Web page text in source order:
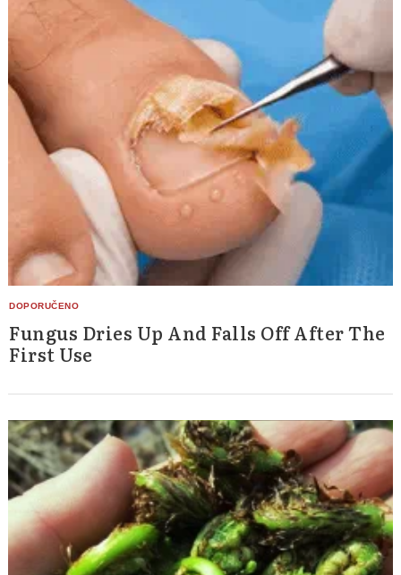
Fungus Dries Up And Falls Off After The
First Use